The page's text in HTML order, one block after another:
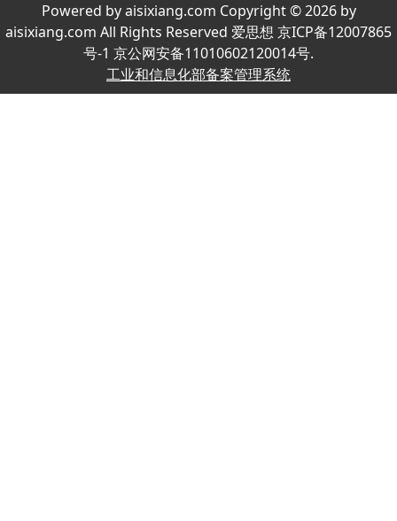
Powered by aisixiang.com Copyright © 2026 by
aisixiang.com All Rights Reserved 爱思想 京ICP备12007865
号-1 京公网安备11010602120014号.
工业和信息化部备案管理系统